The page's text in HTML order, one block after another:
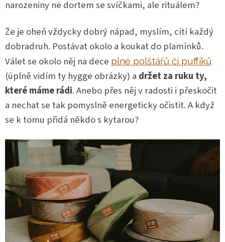
narozeniny ne dortem se svíčkami, ale rituálem?
Že je oheň vždycky dobrý nápad, myslím, cítí každý
dobradruh. Postávat okolo a koukat do plamínků.
Válet se okolo něj na dece plné polštářů či puffíků
(úplně vidím ty hygge obrázky) a držet za ruku ty,
které máme rádi. Anebo přes něj v radosti i přeskočit
a nechat se tak pomyslně energeticky očistit. A když
se k tomu přidá někdo s kytarou?